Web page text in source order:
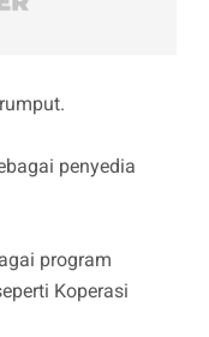
penyedia
program
Koperasi